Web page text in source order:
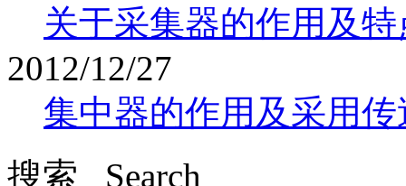
关于采集器的作用及特
2012/12/27
集中器的作用及采用
搜索 Search